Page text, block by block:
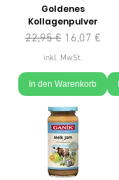
Goldenes
Kollagenpulver
Standardpreis
22,95 € Sale-Preis
16,07 €
inkl. MwSt.
In den Warenkorb